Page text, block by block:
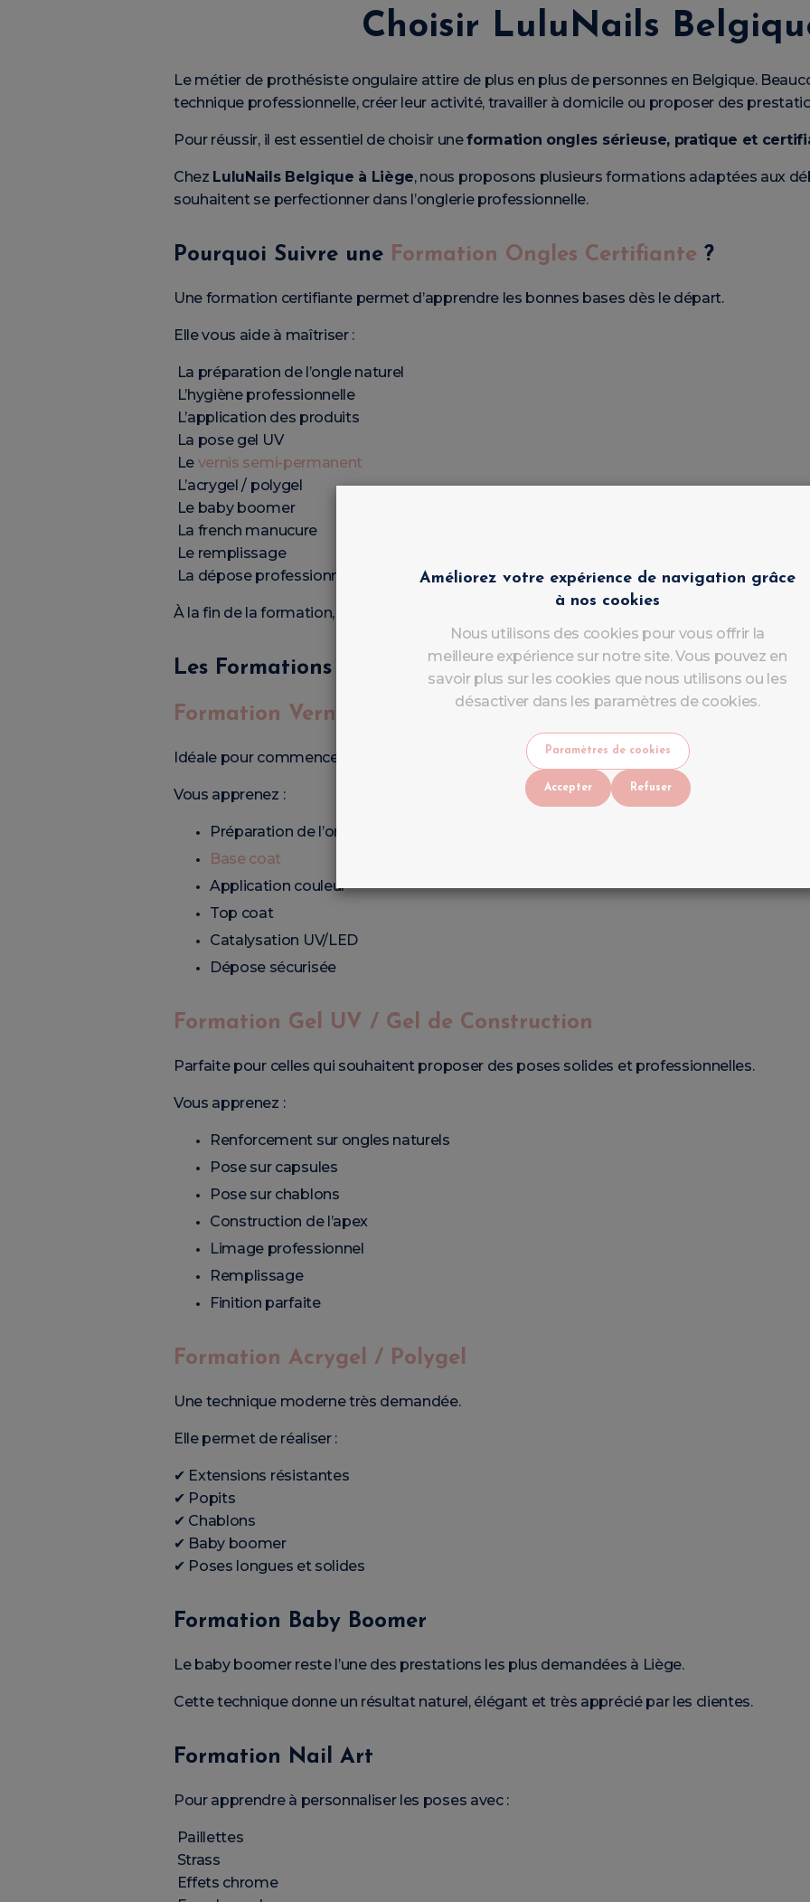
Choisir LuluNails
Le métier de prothésiste ongulaire attire de plus en plus de personnes en Belgique.
technique professionnelle, créer leur activité, travailler à domicile ou proposer des
Pour réussir, il est essentiel de choisir uneformation ongles sérieuse, pratique et
Chez LuluNails Belgique à Liège, nous proposons plusieurs formations adaptées aux
souhaitent se perfectionner dans l’onglerie professionnelle.
Pourquoi Suivre une Formation Ongles Certifiante ?
Une formation certifiante permet d’apprendre les bonnes bases dès le départ.
Elle vous aide à maîtriser :
La préparation de l’ongle naturel
L’hygiène professionnelle
L’application des produits
La pose gel UV
Le vernis semi-permanent
L’acrygel / polygel
Le baby boomer
La french manucure
Le remplissage
La dépose professionnelle
À la fin de la formation, vous recevez un certificat LuluNails qui confirme votre
Les Formations Disponibles chez LuluNails Liège
Formation Vernis Semi-Permanent
Idéale pour commencer dans l’onglerie.
Vous apprenez :
Préparation de l’ongle
Base coat
Application couleur
Top coat
Catalysation UV/LED
Dépose sécurisée
Formation Gel UV / Gel de Construction
Parfaite pour celles qui souhaitent proposer des poses solides et professionnelles.
Vous apprenez :
Renforcement sur ongles naturels
Pose sur capsules
Pose sur chablons
Construction de l’apex
Limage professionnel
Remplissage
Finition parfaite
Formation Acrygel / Polygel
Une technique moderne très demandée.
Elle permet de réaliser :
✔ Extensions résistantes
✔ Popits
✔ Chablons
✔ Baby boomer
✔ Poses longues et solides
Formation Baby Boomer
Le baby boomer reste l’une des prestations les plus demandées à Liège.
Cette technique donne un résultat naturel, élégant et très apprécié par les clientes.
Formation Nail Art
Pour apprendre à personnaliser les poses avec :
Paillettes
Strass
Effets chrome
Améliorez votre expérience de navigation grâce
à nos cookies
Nous utilisons des cookies pour vous offrir la
meilleure expérience sur notre site. Vous pouvez en
savoir plus sur les cookies que nous utilisons ou les
désactiver dans les paramètres de cookies.
Paramètres de cookies
Accepter Refuser